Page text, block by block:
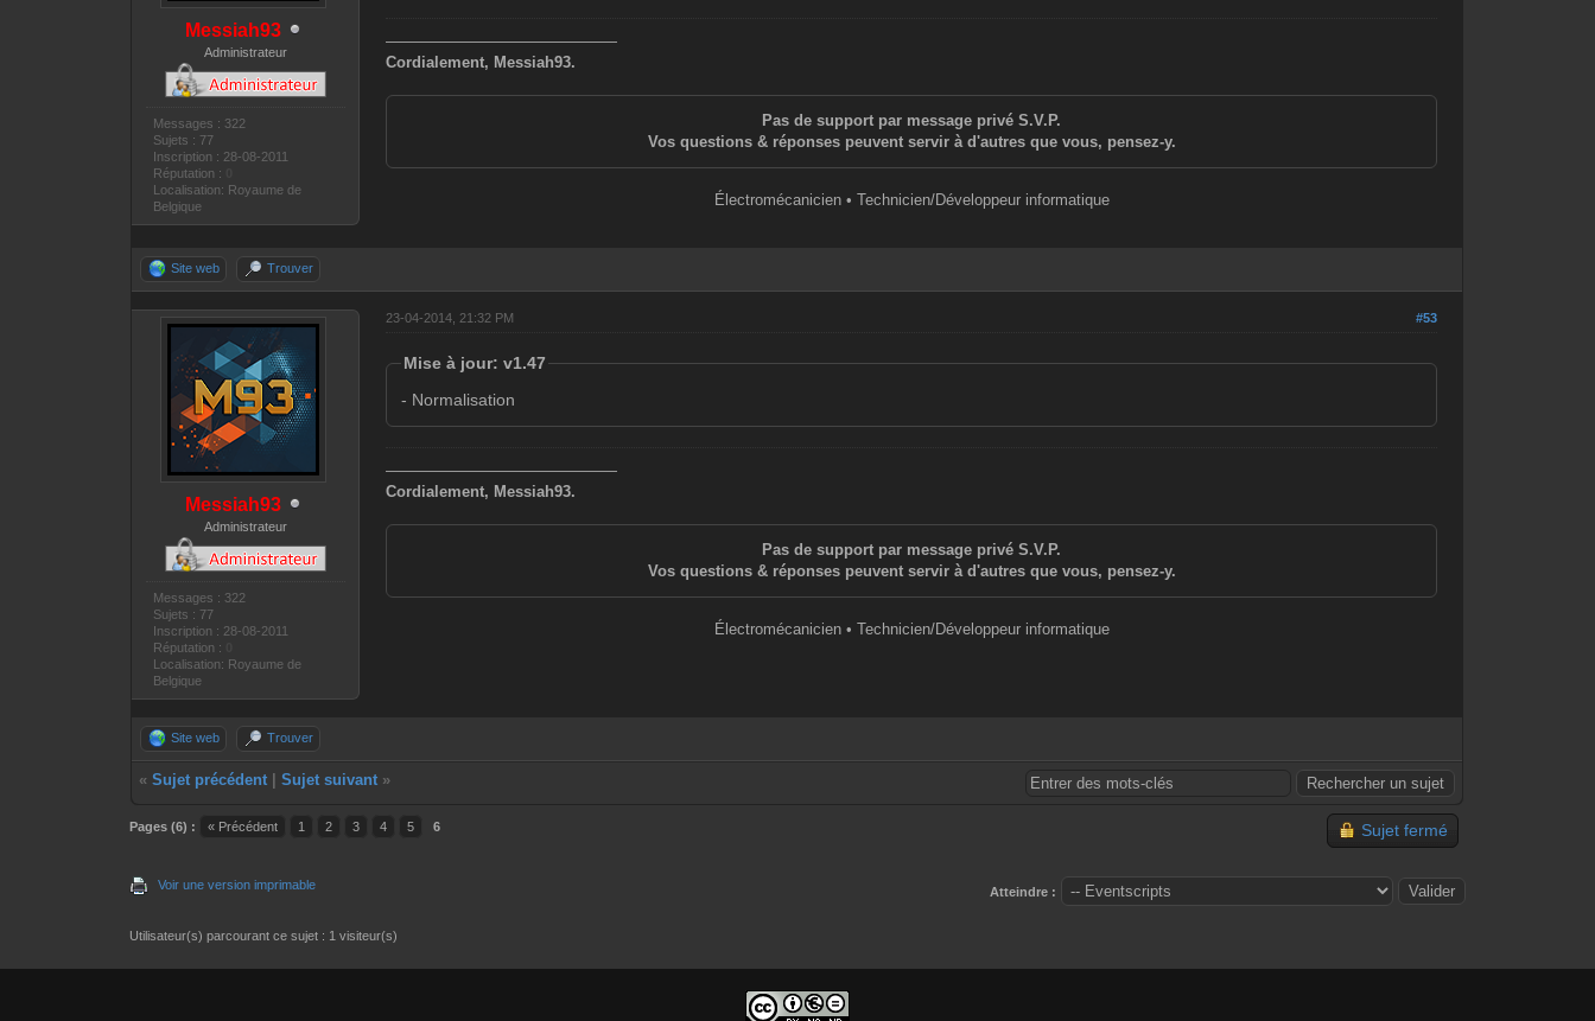
Messiah93
Administrateur
Messages : 322
Sujets : 77
Inscription : 28-08-2011
Réputation :
Localisation: Royaume de
Belgique
———————————————
Cordialement, Messiah93.
Pas de support par message privé S.V.P.
Vos questions & réponses peuvent servir à d'autres que vous, pensez-y.
Électromécanicien • Technicien/Développeur informatique
Site web Trouver
Messiah93
Administrateur
Messages : 322
Sujets : 77
Inscription : 28-08-2011
Réputation :
Localisation: Royaume de
Belgique
#53
23-04-2014, 21:32 PM
Mise à jour: v1.47
- Normalisation
———————————————
Cordialement, Messiah93.
Pas de support par message privé S.V.P.
Vos questions & réponses peuvent servir à d'autres que vous, pensez-y.
Électromécanicien • Technicien/Développeur informatique
Site web Trouver
«Sujet précédent |Sujet suivant »
Pages (6) : « Précédent 1 2 3 4 5 6 Sujet fermé
Voir une version imprimable Atteindre :
Utilisateur(s) parcourant ce sujet : 1 visiteur(s)